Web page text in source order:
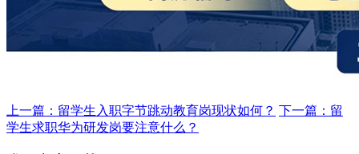
上一篇：留学生入职字节跳动教育岗现状如何？ 下一篇：留
学生求职华为研发岗要注意什么？